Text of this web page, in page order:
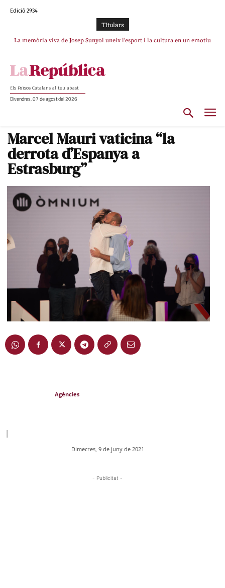
Edició 2934
TItulars
La memòria viva de Josep Sunyol uneix l’esport i la cultura en un emotiu
La “dignitat” a mitges de Marc Puigtió: renuncia a Girona pels àudios però
Els Països Catalans al teu abast
Divendres, 07 de agost del 2026
Marcel Mauri vaticina “la
derrota d’Espanya a
Estrasburg”
Agències
|
Dimecres, 9 de juny de 2021
- Publicitat -